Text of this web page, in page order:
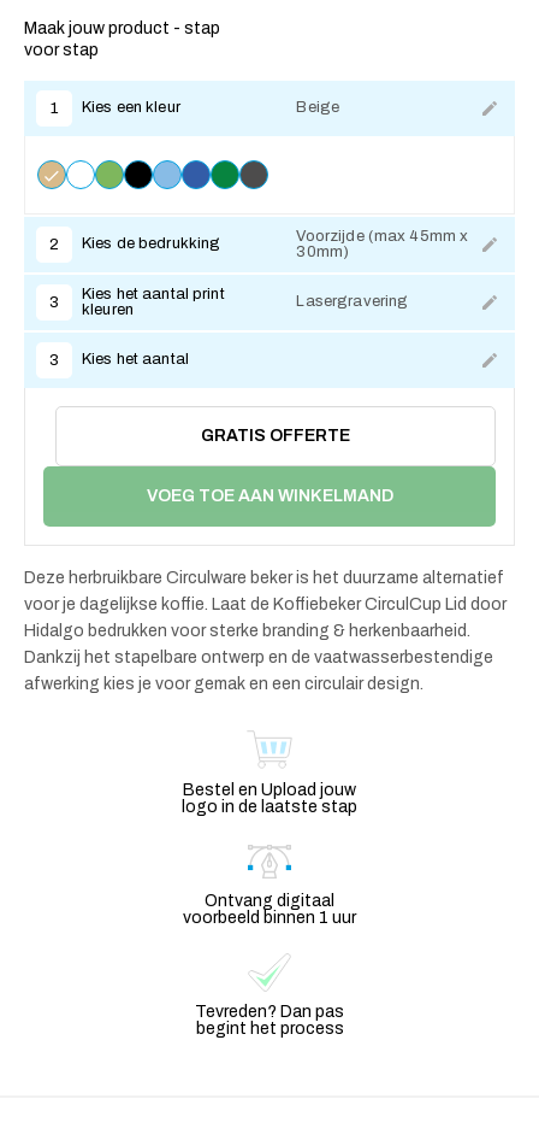
Maak jouw product - stap
voor stap
1 Kies een kleur Beige
2 Kies de bedrukking
Voorzijde (max 45mm x
30mm)
3
Kies het aantal print
kleuren
Lasergravering
3 Kies het aantal
GRATIS OFFERTE
VOEG TOE AAN WINKELMAND
Deze herbruikbare Circulware beker is het duurzame alternatief
voor je dagelijkse koffie. Laat de Koffiebeker CirculCup Lid door
Hidalgo bedrukken voor sterke branding & herkenbaarheid.
Dankzij het stapelbare ontwerp en de vaatwasserbestendige
afwerking kies je voor gemak en een circulair design.
Bestel en Upload jouw
logo in de laatste stap
Ontvang digitaal
voorbeeld binnen 1 uur
Tevreden? Dan pas
begint het process